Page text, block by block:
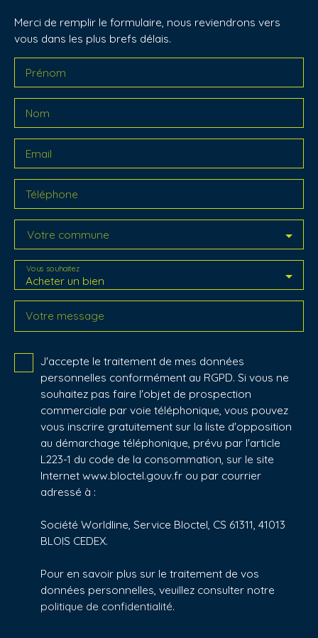
Merci de remplir le formulaire, nous reviendrons vers
vous dans les plus brefs délais.
Prénom
Nom
Email
Téléphone
Votre commune
Acheter un bien
Vous souhaitez
Votre message
J'accepte le traitement de mes données
personnelles conformément au RGPD. Si vous ne
souhaitez pas faire l'objet de prospection
commerciale par voie téléphonique, vous pouvez
vous inscrire gratuitement sur la liste d'opposition
au démarchage téléphonique, prévu par l'article
L223-1 du code de la consommation, sur le site
Internet www.bloctel.gouv.fr ou par courrier
adressé à :
Société Worldline, Service Bloctel, CS 61311, 41013
BLOIS CEDEX.
Pour en savoir plus sur le traitement de vos
données personnelles, veuillez consulter notre
politique de confidentialité.